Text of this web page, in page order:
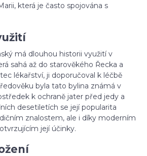
která je často spojována s
má dlouhou historii využití v
sahá až do starověkého Řecka a
lékařství, ji doporučoval k léčbě
byla tato bylina známá v
k ochraně jater před jedy a
desetiletích se její popularita
znalostem, ale i díky moderním
její účinky.